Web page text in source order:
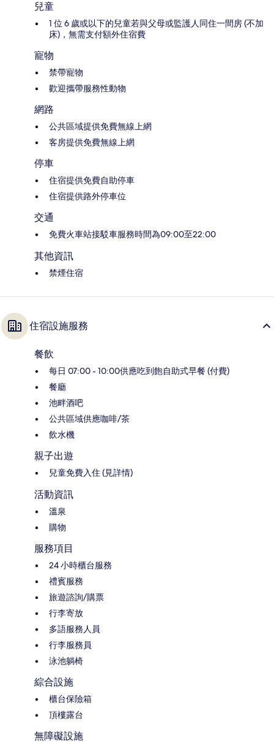
兒童
1 位 6 歲或以下的兒童若與父母或監護人同住一間房 (不加
床)，無需支付額外住宿費
寵物
禁帶寵物
歡迎攜帶服務性動物
網路
公共區域提供免費無線上網
客房提供免費無線上網
停車
住宿提供免費自助停車
住宿提供路外停車位
交通
免費火車站接駁車服務時間為09:00至22:00
其他資訊
禁煙住宿
住宿設施服務
餐飲
每日 07:00 - 10:00供應吃到飽自助式早餐 (付費)
餐廳
池畔酒吧
公共區域供應咖啡/茶
飲水機
親子出遊
兒童免費入住 (見詳情)
活動資訊
溫泉
購物
服務項目
24 小時櫃台服務
禮賓服務
旅遊諮詢/購票
行李寄放
多語服務人員
行李服務員
泳池躺椅
綜合設施
櫃台保險箱
頂樓露台
無障礙設施